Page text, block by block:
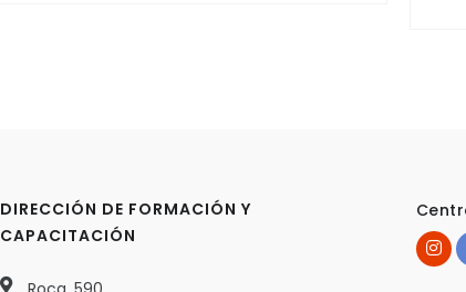
DIRECCIÓN DE FORMACIÓN Y
CAPACITACIÓN